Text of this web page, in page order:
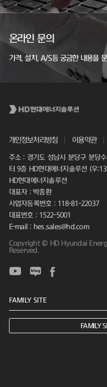
온라인 문의
가격, 설치, A/S등 궁금한 내용을
개인정보처리방침 이용약관
주소 : 경기도 성남시 분당구 분당
터 9층 HD현대에너지솔루션 (우
HD현대에너지솔루션
대표자 : 박종환
사업자등록번호 : 118-81-22037
대표번호 : 1522-5001
E-mail : hes.sales@hd.com
Copyright © HD Hyundai
Reserved.
FAMILY